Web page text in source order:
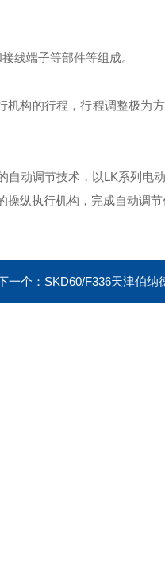
线端子等部件等组成。
构的行程，行程调整极为
动调节技术，以LK系列电
纵执行机构，完成自动调节
一个： SKD60/F336天津伯纳德电子式铸